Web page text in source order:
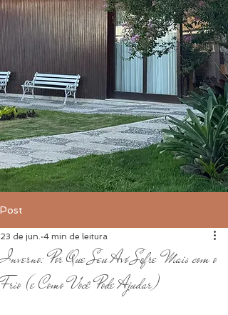
Post
Inverno: Por Que Seu Avó Sofre Mais com o
Frio (e Como Você Pode Ajudar)
23 de jun. 4 min de leitura